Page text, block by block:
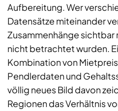
Aufbereitung. Wer
Datensätze miteinander
Zusammenhänge sichtbar
nicht betrachtet wurden.
Kombination von
Pendlerdaten und
völlig neues Bild davon
Regionen das Verhältnis